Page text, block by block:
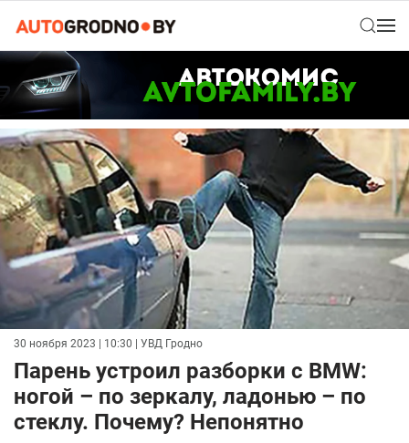
30 ноября 2023 | 10:30 | УВД Гродно
Парень устроил разборки с BMW:
ногой – по зеркалу, ладонью – по
стеклу. Почему? Непонятно